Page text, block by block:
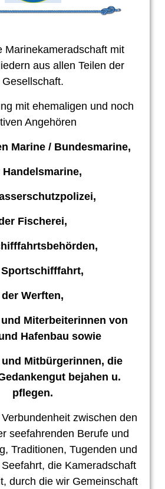
Marinekameradschaft mit
aus allen Teilen der
Gesellschaft.
mit ehemaligen und noch
Angehören
Marine / Bundesmarine,
Handelsmarine,
Fischerei,
der Werften,
Miterbeiterinnen von
Hafenbau sowie
Mitbürgerinnen, die
bejahen u.
pflegen.
zwischen den
seefahrenden Berufe und
Traditionen, Tugenden und
die Kameradschaft
durch die wir Gemeinschaft